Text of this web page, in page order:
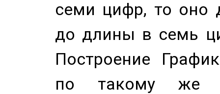
семи цифр, то оно
до длины в семь
Построение
по такому же